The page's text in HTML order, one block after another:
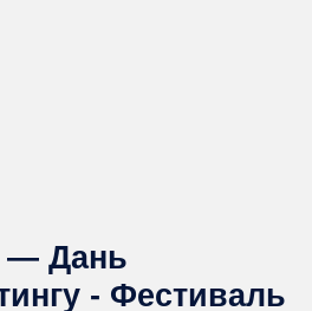
— Дань
- Фестиваль